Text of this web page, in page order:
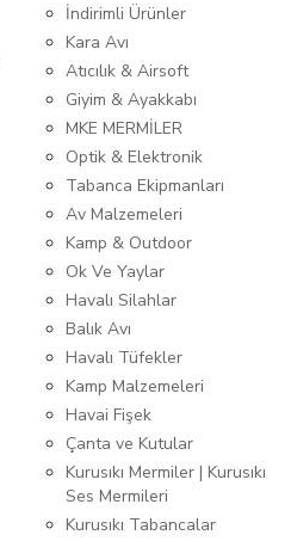
İndirimli Ürünler
Kara Avı
Atıcılık & Airsoft
Giyim & Ayakkabı
MKE MERMİLER
Optik & Elektronik
Tabanca Ekipmanları
Av Malzemeleri
Kamp & Outdoor
Ok Ve Yaylar
Havalı Silahlar
Balık Avı
Havalı Tüfekler
Kamp Malzemeleri
Havai Fişek
Çanta ve Kutular
Kurusıkı Mermiler | Kurusıkı
Ses Mermileri
Kurusıkı Tabancalar